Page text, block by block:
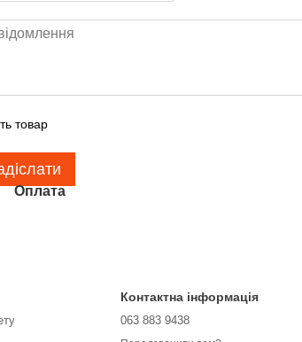
товар
Оплата
Контактна інформація
063 883 9438